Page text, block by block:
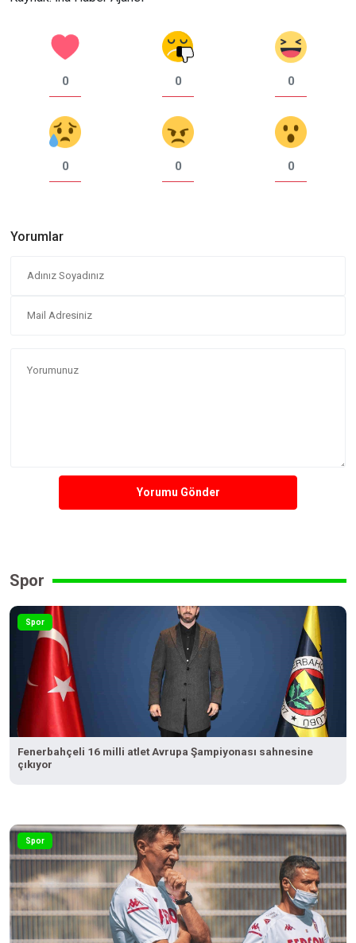
0 0 0
0 0 0
Yorumlar
Yorumu Gönder
Spor
Spor
Fenerbahçeli 16 milli atlet Avrupa Şampiyonası sahnesine
çıkıyor
Spor